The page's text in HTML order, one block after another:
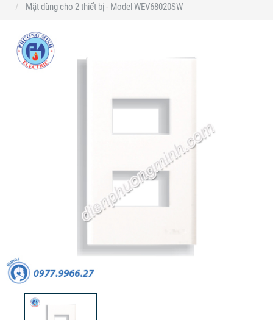
Mặt dùng cho 2 thiết bị - Model WEV68020SW